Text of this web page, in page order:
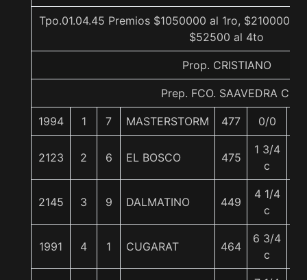
Tpo.01.04.45 Premios $1050000 al 1ro, $210000
$52500 al 4to
Prop. CRISTIANO
Prep. FCO. SAAVEDRA C.
1994 1 7 MASTERSTORM 477 0/0
2123 2 6 EL BOSCO 475
1 3/4
c
2145 3 9 DALMATINO 449
4 1/4
c
1991 4 1 CUGARAT 464
6 3/4
c